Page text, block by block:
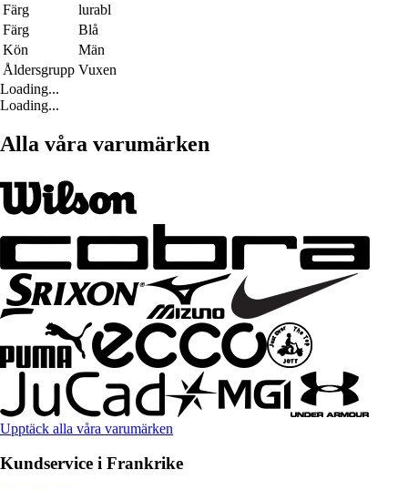
Färg
lurabl
Färg
Blå
Kön
Män
Åldersgrupp Vuxen
Loading...
Loading...
Alla våra varumärken
Upptäck alla våra varumärken
Kundservice i Frankrike